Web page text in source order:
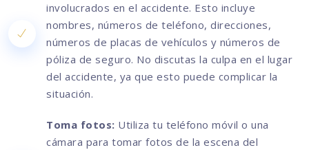
involucrados en el accidente. Esto incluye
nombres, números de teléfono, direcciones,
números de placas de vehículos y números de
póliza de seguro. No discutas la culpa en el lugar
del accidente, ya que esto puede complicar la
situación.
Toma fotos: Utiliza tu teléfono móvil o una
cámara para tomar fotos de la escena del